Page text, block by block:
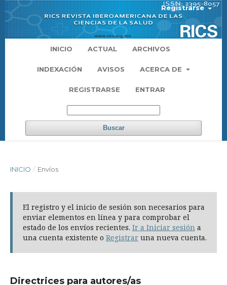
INICIO ACTUAL ARCHIVOS
INDEXACIÓN AVISOS ACERCA DE
REGISTRARSE ENTRAR
Buscar
Registrarse
INICIO / Envíos
El registro y el inicio de sesión son necesarios para
enviar elementos en línea y para comprobar el
estado de los envíos recientes. Ir a Iniciar sesión a
una cuenta existente o Registrar una nueva cuenta.
Directrices para autores/as